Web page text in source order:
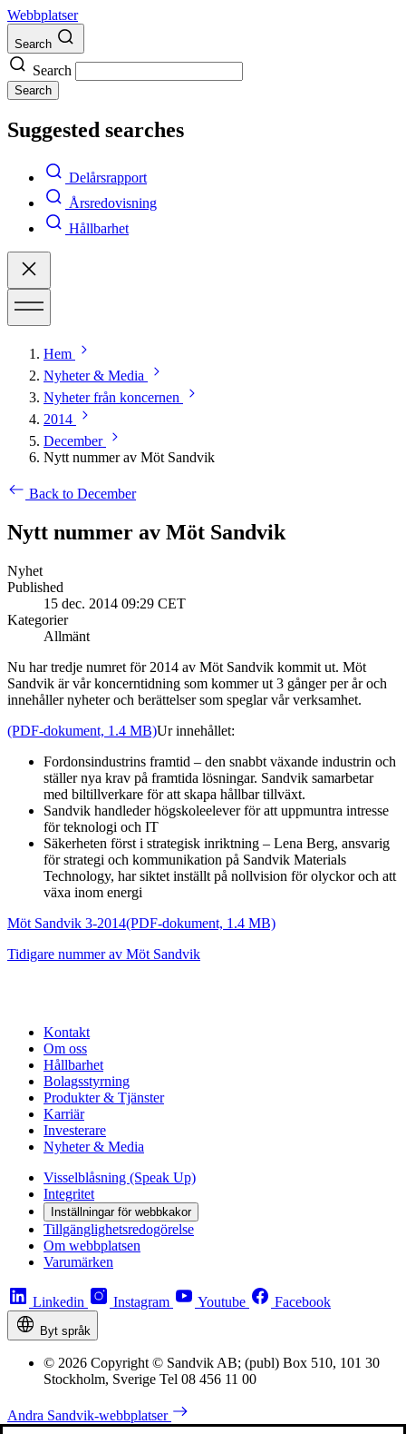
Webbplatser
Search
Search
Search
Suggested searches
Delårsrapport
Årsredovisning
Hållbarhet
Hem
Nyheter & Media
Nyheter från koncernen
2014
December
Nytt nummer av Möt Sandvik
Back to December
Nytt nummer av Möt Sandvik
Nyhet
Published
15 dec. 2014 09:29 CET
Kategorier
Allmänt
Nu har tredje numret för 2014 av Möt Sandvik kommit ut. Möt
Sandvik är vår koncerntidning som kommer ut 3 gånger per år och
innehåller nyheter och berättelser som speglar vår verksamhet.
(PDF-dokument, 1.4 MB)Ur innehållet:
Fordonsindustrins framtid – den snabbt växande industrin och
ställer nya krav på framtida lösningar. Sandvik samarbetar
med biltillverkare för att skapa hållbar tillväxt.
Sandvik handleder högskoleelever för att uppmuntra intresse
för teknologi och IT
Säkerheten först i strategisk inriktning – Lena Berg, ansvarig
för strategi och kommunikation på Sandvik Materials
Technology, har siktet inställt på nollvision för olyckor och att
växa inom energi
Möt Sandvik 3-2014(PDF-dokument, 1.4 MB)
Tidigare nummer av Möt Sandvik
Kontakt
Om oss
Hållbarhet
Bolagsstyrning
Produkter & Tjänster
Karriär
Investerare
Nyheter & Media
Visselblåsning (Speak Up)
Integritet
Inställningar för webbkakor
Tillgänglighetsredogörelse
Om webbplatsen
Varumärken
Linkedin Instagram Youtube Facebook
Byt språk
© 2026 Copyright © Sandvik AB; (publ) Box 510, 101 30
Stockholm, Sverige Tel 08 456 11 00
Andra Sandvik-webbplatser